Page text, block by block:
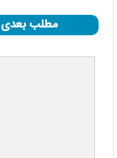
مطلب بعدی